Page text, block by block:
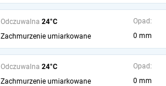
Odczuwalna 24°C
Zachmurzenie umiarkowane
Opad:
0 mm
Odczuwalna 24°C
Zachmurzenie umiarkowane
Opad:
0 mm